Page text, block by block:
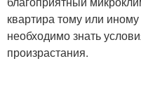
квартира тому или
необходимо знать
произрастания.